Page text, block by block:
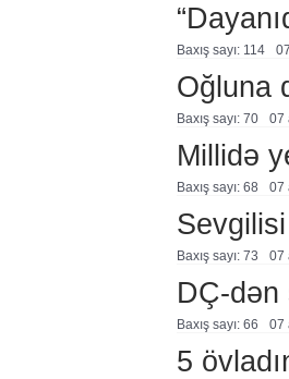
Baxış sayı: 114
Oğluna
Baxış sayı: 70 07
Millidə
Baxış sayı: 68 07
Baxış sayı: 73 07
DÇ-
Baxış sayı: 66 07
5